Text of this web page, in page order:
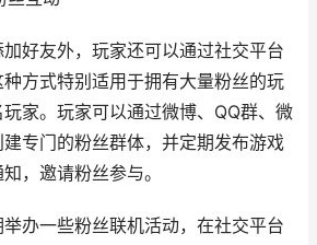
好友外，玩家还可以通过社交平台
方式特别适用于拥有大量粉丝的玩
家。玩家可以通过微博、QQ群、微
专门的粉丝群体，并定期发布游戏
，邀请粉丝参与。
办一些粉丝联机活动，在社交平台